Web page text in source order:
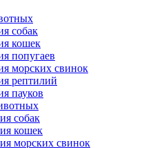
собак
кошек
попугаев
морских свинок
рептилий
пауков
собак
кошек
морских свинок